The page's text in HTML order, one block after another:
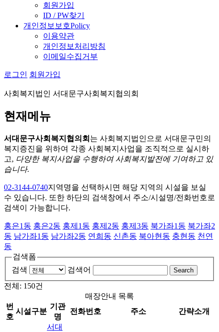
회원가입
ID / PW찾기
개인정보보호Policy
이용약관
개인정보처리방침
이메일수집거부
로그인 회원가입
사회복지법인 서대문구사회복지협의회
현재메뉴
서대문구사회복지협의회 는 사회복지법인으로 서대문구민의
복지증진을 위하여 각종 사회복지사업을 조직적으로 실시하
고, 다양한 복지사업을 수행하여 사회복지발전에 기여하고 있
습니다.
02-3144-0740지역명을 선택하시면 해당 지역의 시설을 보실
수 있습니다. 또한 하단의 검색창에서 주소/시설명/전화번호로
검색이 가능합니다.
홍은1동 홍은2동 홍제1동 홍제2동 홍제3동 북가좌1동 북가좌2
동 남가좌1동 남가좌2동 연희동 신촌동 북아현동 충현동 천연
동
검색폼
검색
검색어 Search
전체: 150건
매장안내 목록
번
호
시설구분
기관
명
전화번호 주소 간략소개
서대